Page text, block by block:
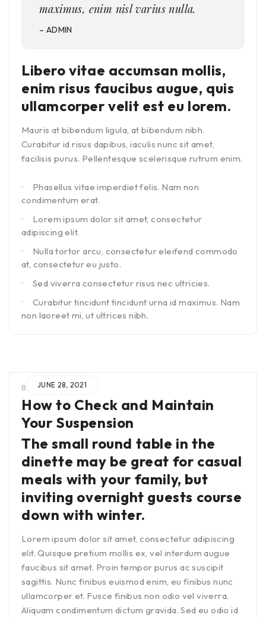
maximus, enim nisl varius nulla.
– ADMIN
Libero vitae accumsan mollis,
enim risus faucibus augue, quis
ullamcorper velit est eu lorem.
Mauris at bibendum ligula, at bibendum nibh.
Curabitur id risus dapibus, iaculis nunc sit amet,
facilisis purus. Pellentesque scelerisque rutrum enim.
Phasellus vitae imperdiet felis. Nam non
condimentum erat.
Lorem ipsum dolor sit amet, consectetur
adipiscing elit.
Nulla tortor arcu, consectetur eleifend commodo
at, consectetur eu justo.
Sed viverra consectetur risus nec ultricies.
Curabitur tincidunt tincidunt urna id maximus. Nam
non laoreet mi, ut ultrices nibh.
JUNE 28, 2021
BY ADMIN IN
How to Check and Maintain
Your Suspension
The small round table in the
dinette may be great for casual
meals with your family, but
inviting overnight guests course
down with winter.
Lorem ipsum dolor sit amet, consectetur adipiscing
elit. Quisque pretium mollis ex, vel interdum augue
faucibus sit amet. Proin tempor purus ac suscipit
sagittis. Nunc finibus euismod enim, eu finibus nunc
ullamcorper et. Fusce finibus non odio vel viverra.
Aliquam condimentum dictum gravida. Sed eu odio id